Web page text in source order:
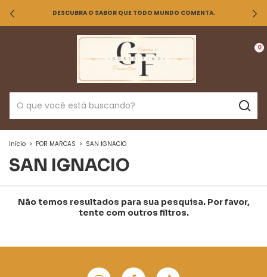
DESCUBRA O SABOR QUE TODO MUNDO COMENTA.
0
Início > POR MARCAS > SAN IGNACIO
SAN IGNACIO
Não temos resultados para sua pesquisa. Por favor,
tente com outros filtros.